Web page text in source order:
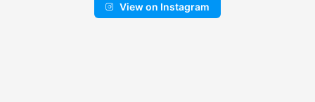
View on Instagram